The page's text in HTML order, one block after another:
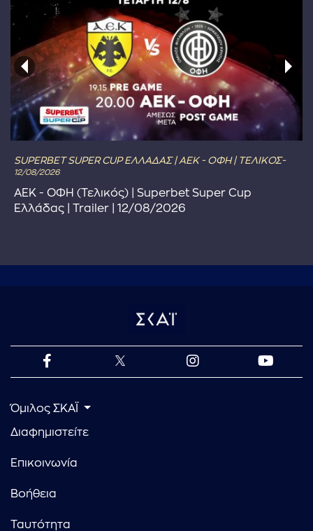
SUPERBET SUPER CUP ΕΛΛΑΔΑΣ | ΑΕΚ - ΟΦΗ | ΤΕΛΙΚΟΣ-
12/08/2026
ΑΕΚ - ΟΦΗ (Τελικός) | Superbet Super Cup
Ελλάδας | Trailer | 12/08/2026
Όμιλος ΣΚΑΪ
Διαφημιστείτε
Επικοινωνία
Βοήθεια
Ταυτότητα